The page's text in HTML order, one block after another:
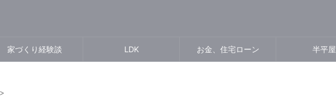
家づくり経験談 LDK お金、住宅ローン 半平屋
>